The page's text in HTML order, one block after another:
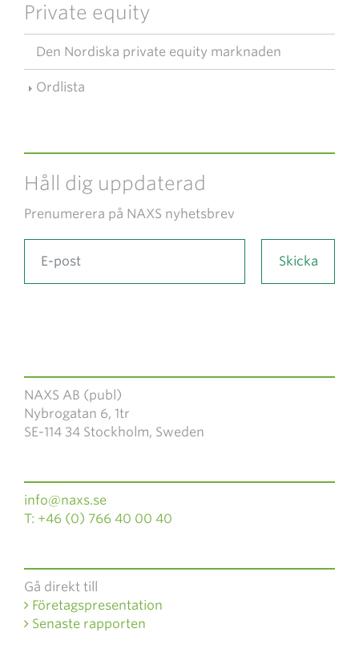
Private equity
Den Nordiska private equity marknaden
Ordlista
Håll dig uppdaterad
Prenumerera på NAXS nyhetsbrev
NAXS AB (publ)
Nybrogatan 6, 1tr
SE-114 34 Stockholm, Sweden
info@naxs.se
T: +46 (0) 766 40 00 40
Gå direkt till
Företagspresentation
Senaste rapporten